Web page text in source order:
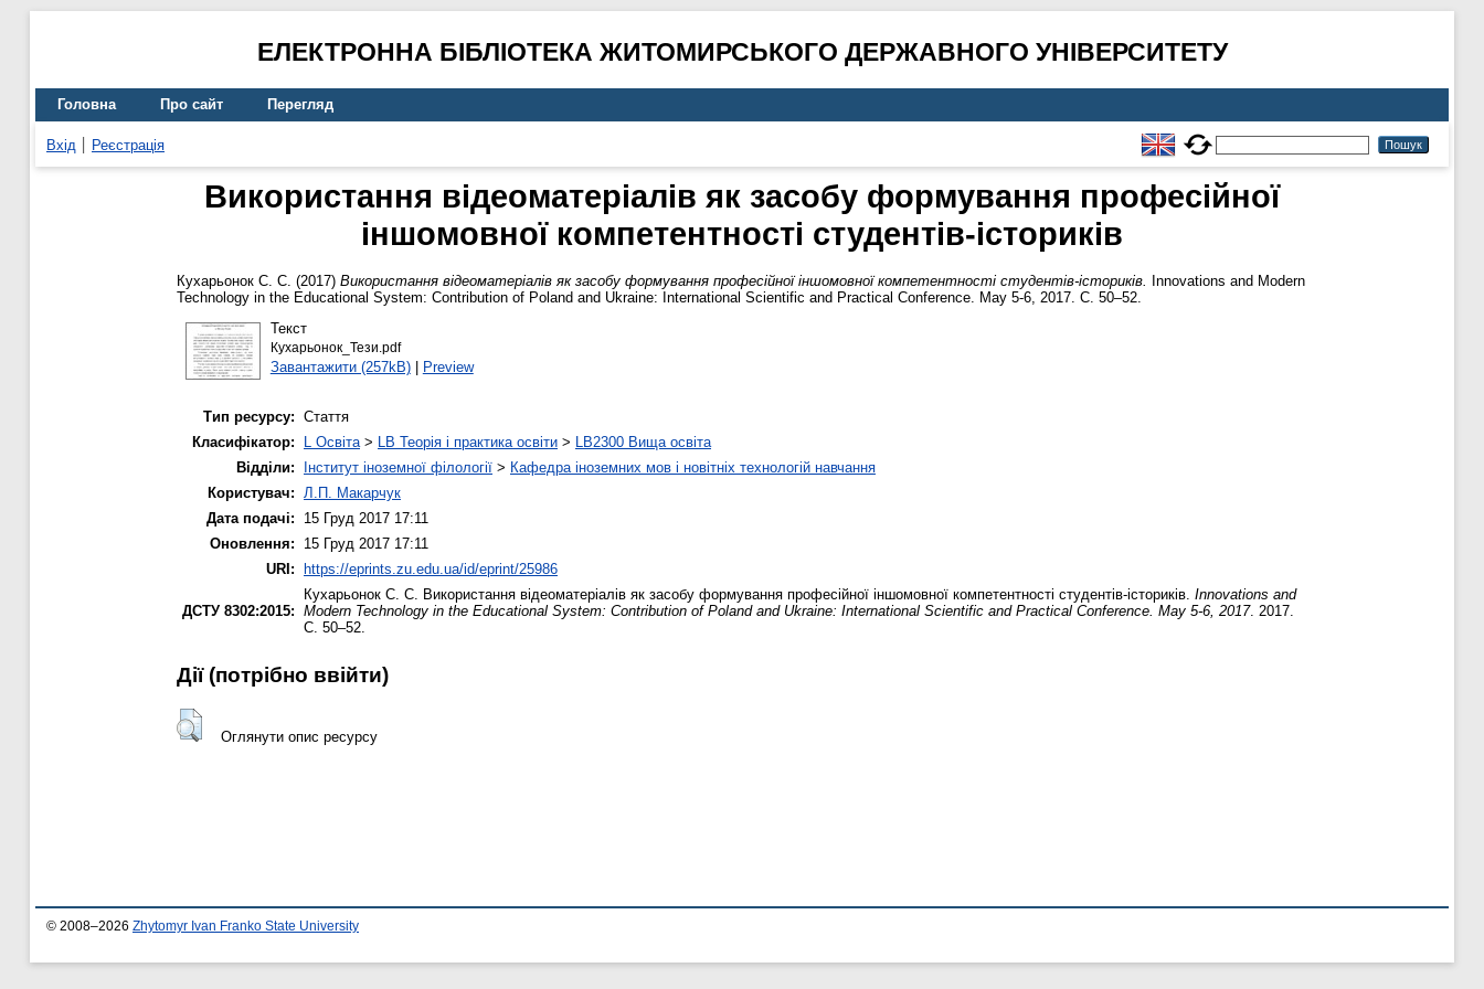
ЕЛЕКТРОННА БІБЛІОТЕКА ЖИТОМИРСЬКОГО ДЕРЖАВНОГО УНІВЕРСИТЕТУ
Головна Про сайт Перегляд
Вхід Реєстрація
Використання відеоматеріалів як засобу формування професійної
іншомовної компетентності студентів-істориків
Кухарьонок С. С. (2017) Використання відеоматеріалів як засобу формування професійної іншомовної компетентності студентів-істориків.
Innovations and Modern
Technology in the Educational System: Contribution of Poland and Ukraine: International Scientific and Practical Conference. May 5-6, 2017. С. 50–52.
Текст
Кухарьонок_Тези.pdf
Завантажити (257kB)| Preview
Тип ресурсу: Стаття
Класифікатор:
L Освіта> LB Теорія і практика освіти > LB2300 Вища освіта
Відділи:
Інститут іноземної філології > Кафедра іноземних мов і новітніх технологій навчання
Користувач: Л.П. Макарчук
Дата подачі:
15 Груд 2017 17:11
Оновлення:
15 Груд 2017 17:11
URI:
https://eprints.zu.edu.ua/id/eprint/25986
ДСТУ 8302:2015:
Кухарьонок С. С. Використання відеоматеріалів як засобу формування професійної іншомовної компетентності студентів-істориків. Innovations and
Modern Technology in the Educational System: Contribution of Poland and Ukraine: International Scientific and Practical Conference. May 5-6, 2017. 2017.
С. 50–52.
Дії ​​(потрібно ввійти)
Оглянути опис ресурсу
© 2008–2026 Zhytomyr Ivan Franko State University